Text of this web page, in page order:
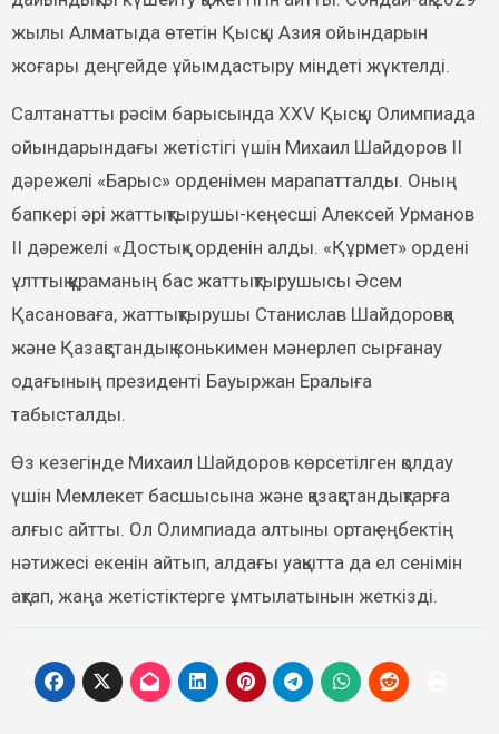
жылы Алматыда өтетін Қысқы Азия ойындарын
жоғары деңгейде ұйымдастыру міндеті жүктелді.
Салтанатты рәсім барысында ХХV Қысқы Олимпиада
ойындарындағы жетістігі үшін Михаил Шайдоров ІІ
дәрежелі «Барыс» орденімен марапатталды. Оның
бапкері әрі жаттықтырушы-кеңесші Алексей Урманов
ІІ дәрежелі «Достық» орденін алды. «Құрмет» ордені
ұлттық құраманың бас жаттықтырушысы Әсем
Қасановаға, жаттықтырушы Станислав Шайдоровқа
және Қазақстандық конькимен мәнерлеп сырғанау
одағының президенті Бауыржан Ералыға
табысталды.
Өз кезегінде Михаил Шайдоров көрсетілген қолдау
үшін Мемлекет басшысына және қазақстандықтарға
алғыс айтты. Ол Олимпиада алтыны ортақ еңбектің
нәтижесі екенін айтып, алдағы уақытта да ел сенімін
ақтап, жаңа жетістіктерге ұмтылатынын жеткізді.